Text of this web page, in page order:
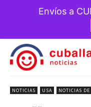
NOTICIAS USA NOTICIAS
Envíos a